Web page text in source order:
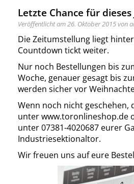
Letzte Chance für dieses
Veröffentlicht am 26. Oktober 2015 von
Die Zeitumstellung liegt
Countdown tickt weiter.
Nur noch Bestellungen bis
Woche, genauer gesagt bis
werden sicher vor
Wenn noch nicht geschehen,
unter www.toronlineshop.de
unter 07381-4020687 eurer
Industriesektionaltor.
Wir freuen uns auf eure